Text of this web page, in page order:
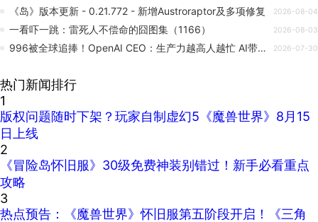
《岛》版本更新 - 0.21.772 - 新增Austroraptor及多项修复 2026-08-04
一看吓一跳：雷死人不偿命的囧图集（1166） 2026-08-03
996被全球追捧！OpenAI CEO：生产力越高人越忙 AI带来4天工作制别想了 2026-07-30
热门新闻排行
1
版权问题随时下架？玩家自制虚幻5《魔兽世界》8月15
日上线
2
《冒险岛怀旧服》30级免费神装别错过！新手必看重点
攻略
3
热点预告：《魔兽世界》怀旧服第五阶段开启！《三角